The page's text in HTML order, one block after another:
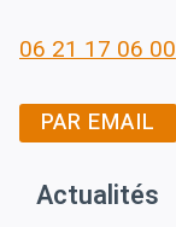
06 21 17 06 00
PAR EMAIL
Actualités